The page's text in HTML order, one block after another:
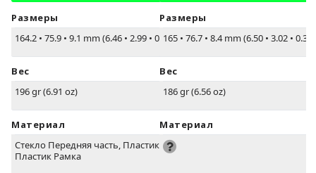
Размеры
164.2 • 75.9 • 9.1 mm (6.46 • 2.99 • 0.36 in)
Вес
196 gr (6.91 oz)
Материал
Стекло Передняя часть, Пластик сзади,
Пластик Рамка
Размеры
165 • 76.7 • 8.4 mm (6.50 • 3.02 • 0.33
Вес
186 gr (6.56 oz)
Материал